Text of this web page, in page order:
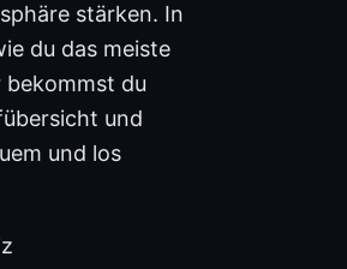
stärken. In
du das meiste
bekommst du
und
und los